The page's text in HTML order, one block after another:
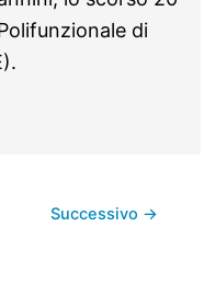
di
Successivo →